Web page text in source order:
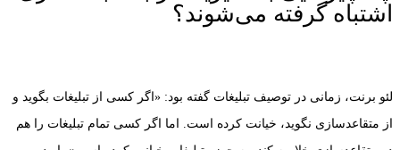
اشتباه گرفته می‌شوند؟
لئو برنت، زمانی در توصیف تبلیغات گفته بود: «اگر کسی از تبلیغات بگوید و
از متقاعدسازی نگوید، خیانت کرده است. اما اگر کسی تمام تبلیغات را هم